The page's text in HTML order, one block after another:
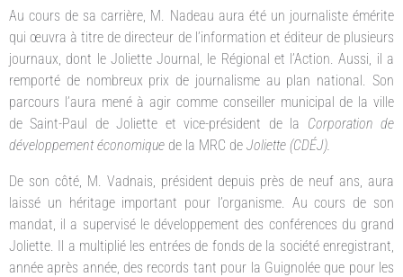
Au cours de sa carrière, M. Nadeau aura été un journaliste émérite
qui œuvra à titre de directeur de l’information et éditeur de plusieurs
journaux, dont le Joliette Journal, le Régional et l’Action. Aussi, il a
remporté de nombreux prix de journalisme au plan national. Son
parcours l’aura mené à agir comme conseiller municipal de la ville
de Saint-Paul de Joliette et vice-président de la Corporation de
développement économique de la MRC de Joliette (CDÉJ).
De son côté, M. Vadnais, président depuis près de neuf ans, aura
laissé un héritage important pour l’organisme. Au cours de son
mandat, il a supervisé le développement des conférences du grand
Joliette. Il a multiplié les entrées de fonds de la société enregistrant,
année après année, des records tant pour la Guignolée que pour les